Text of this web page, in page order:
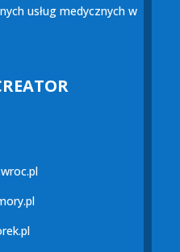
usług medycznych w